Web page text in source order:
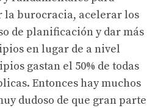
la burocracia, acelerar los
de planificación y dar más
en lugar de a nivel
gastan el 50% de todas
Entonces hay muchos
dudoso de que gran parte